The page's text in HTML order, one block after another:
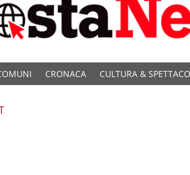
CRONACA CULTURA &